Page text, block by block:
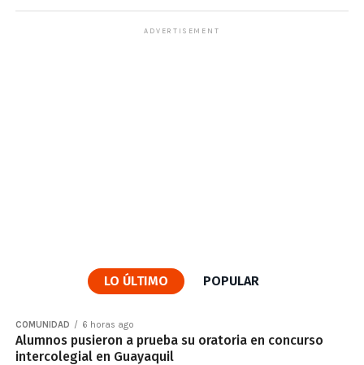
ADVERTISEMENT
LO ÚLTIMO POPULAR
COMUNIDAD 6 horas ago
Alumnos pusieron a prueba su oratoria en concurso
intercolegial en Guayaquil